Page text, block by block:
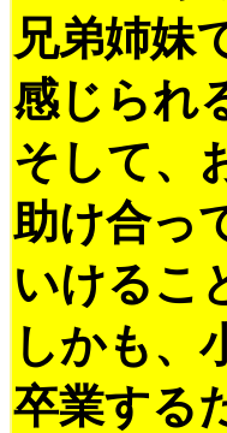
兄弟姉妹
感じられ
そして、
助け合っ
いけるこ
しかも、
卒業する